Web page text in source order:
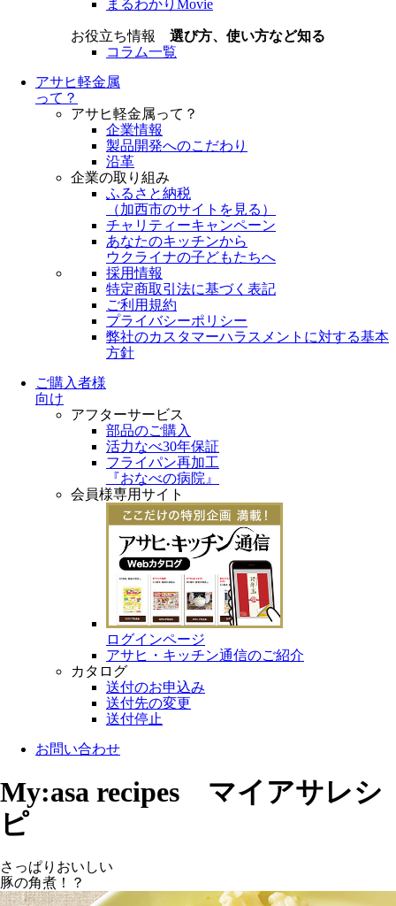
まるわかりMovie
お役立ち情報 選び方、使い方など知る
コラム一覧
アサヒ軽金属
って？
アサヒ軽金属って？
企業情報
製品開発へのこだわり
沿革
企業の取り組み
ふるさと納税
（加西市のサイトを見る ）
チャリティーキャンペーン
あなたのキッチンから
ウクライナの子どもたちへ
採用情報
特定商取引法に基づく表記
ご利用規約
プライバシーポリシー
弊社のカスタマーハラスメントに対する基本
方針
ご購入者様
向け
アフターサービス
部品のご購入
活力なべ30年保証
フライパン再加工
『おなべの病院』
会員様専用サイト
ログインページ
アサヒ・キッチン通信のご紹介
カタログ
送付のお申込み
送付先の変更
送付停止
お問い合わせ
My:asa recipes マイアサレシ
ピ
さっぱりおいしい
豚の角煮！？